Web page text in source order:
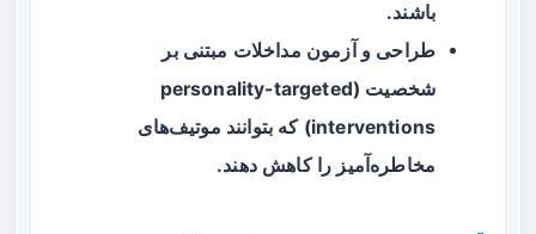
باشند.
طراحی و آزمون مداخلات مبتنی بر
شخصیت (personality-targeted
interventions) که بتوانند موتیف‌های
مخاطره‌آمیز را کاهش دهند.